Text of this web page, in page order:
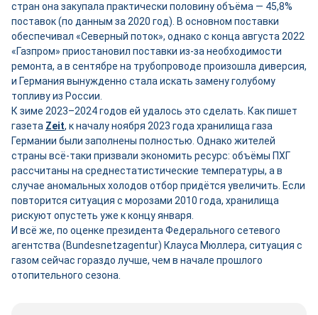
стран она закупала практически половину объёма — 45,8%
поставок (по данным за 2020 год). В основном поставки
обеспечивал «Северный поток», однако с конца августа 2022
«Газпром» приостановил поставки из-за необходимости
ремонта, а в сентябре на трубопроводе произошла диверсия,
и Германия вынужденно стала искать замену голубому
топливу из России.
К зиме 2023–2024 годов ей удалось это сделать. Как пишет
газета Zeit, к началу ноября 2023 года хранилища газа
Германии были заполнены полностью. Однако жителей
страны всё-таки призвали экономить ресурс: объёмы ПХГ
рассчитаны на среднестатистические температуры, а в
случае аномальных холодов отбор придётся увеличить. Если
повторится ситуация с морозами 2010 года, хранилища
рискуют опустеть уже к концу января.
И всё же, по оценке президента Федерального сетевого
агентства (Bundesnetzagentur) Клауса Мюллера, ситуация с
газом сейчас гораздо лучше, чем в начале прошлого
отопительного сезона.